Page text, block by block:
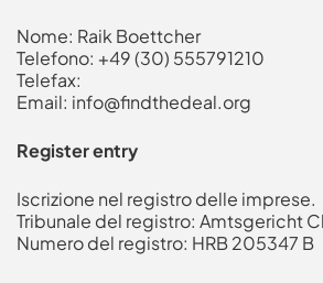
Nome: Raik Boettcher
Telefono: +49 (30) 555791210
Telefax:
Email: info@findthedeal.org
Register entry
Iscrizione nel registro delle imprese.
Tribunale del registro: Amtsgericht
Numero del registro: HRB 205347 B